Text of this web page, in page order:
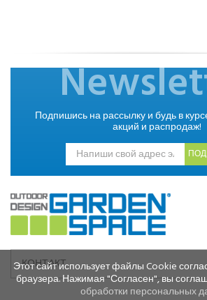
Подпишись на рассылку и будь в
акций и распродаж!
КОНТАКТ
Этот сайт использует файлы Cookie
браузера. Нажимая "Согласен", вы
обработки персональных